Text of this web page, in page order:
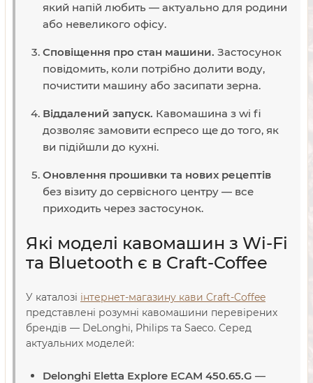
який напій любить — актуально для родини
або невеликого офісу.
Сповіщення про стан машини. Застосунок
повідомить, коли потрібно долити воду,
почистити машину або засипати зерна.
Віддалений запуск. Кавомашина з wi fi
дозволяє замовити еспресо ще до того, як
ви підійшли до кухні.
Оновлення прошивки та нових рецептів
без візиту до сервісного центру — все
приходить через застосунок.
Які моделі кавомашин з Wi-Fi
та Bluetooth є в Craft-Coffee
У каталозі інтернет-магазину кави Craft-Coffee
представлені розумні кавомашини перевірених
брендів — DeLonghi, Philips та Saeco. Серед
актуальних моделей:
Delonghi Eletta Explore ECAM 450.65.G —